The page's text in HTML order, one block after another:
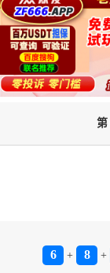
第
6 + 8 +